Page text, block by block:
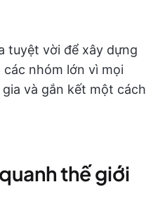
tuyệt vời để xây dựng
nhóm lớn vì mọi
và gắn kết một cách
thế giới